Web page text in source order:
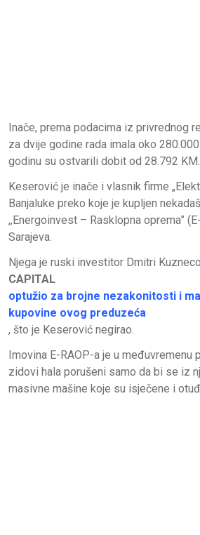
Inače, prema podacima iz privrednog
za dvije godine rada imala oko
godinu su ostvarili dobit od 28.792 KM.
Keserović je inače i vlasnik firme
Banjaluke preko koje je kupljen
,,Energoinvest – Rasklopna oprema”
Sarajeva.
Njega je ruski investitor Dmitri
CAPITAL
optužio za brojne nezakonitosti i
kupovine ovog preduzeća
, što je Keserović negirao.
Imovina E-RAOP-a je u međuvremenu
zidovi hala porušeni samo da bi se iz
masivne mašine koje su isječene i